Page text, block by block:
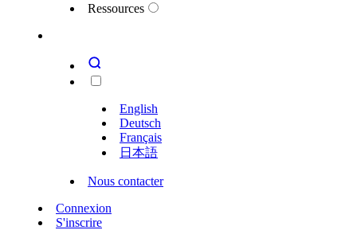
Ressources
English
Deutsch
Français
日本語
Nous contacter
Connexion
S'inscrire